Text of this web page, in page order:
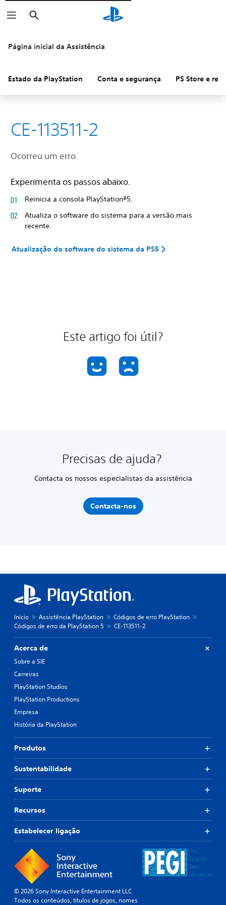
Pesquisar
Página inicial da Assistência
Estado da PlayStation Conta e segurança PS Store e
CE-113511-2
Ocorreu um erro.
Experimenta os passos abaixo.
Reinicia a consola PlayStation®5.
Atualiza o software do sistema para a versão mais
recente.
Atualização do software do sistema da PS5
Este artigo foi útil?
Precisas de ajuda?
Contacta os nossos especialistas da assistência
Contacta-nos
Início Assistência PlayStation
Códigos de erro PlayStation
Códigos de erro da PlayStation 5
CE-113511-2
Acerca de
Sobre a SIE
Carreiras
PlayStation Studios
PlayStation Productions
Empresa
História da PlayStation
Produtos
Sustentabilidade
Suporte
Recursos
Estabelecer ligação
© 2026 Sony Interactive Entertainment LLC
Todos os conteúdos, títulos de jogos, nomes